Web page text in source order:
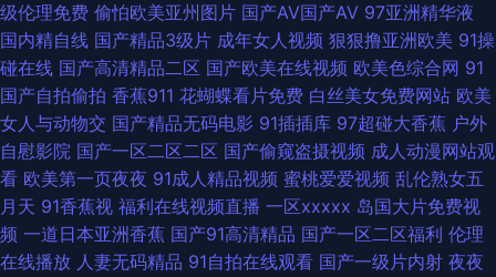
丝袜野结衣 亚洲日韩素人不卡 在线奇米666 91叉叉 91视频在线导航 操逼导
航 国产三级素人 91视频网站网址 俺来也导航 欧美高清色图 97欧美理论件
国产美女 91九色123区 狼友青草园 日本Aⅴ在线观看 色图另类欧美 亚洲av网
子 91极品反差九色 97超碰人人搞 AV黃色 大香蕉伊人毛 福利站av 国产3p网
福利社区爱爱 另类欧美黄站 欧美91 女同在线观看 五月福利社区 福利嫂导航
级伦理免费 偷怕欧美亚州图片 国产AV国产AV 97亚洲精华液
国内精自线 国产精品3级片 成年女人视频 狠狠撸亚洲欧美 91操
碰在线 国产高清精品二区 国产欧美在线视频 欧美色综合网 91
国产自拍偷拍 香蕉911 花蝴蝶看片免费 白丝美女免费网站 欧美
女人与动物交 国产精品无码电影 91插插库 97超碰大香蕉 户外
自慰影院 国产一区二区二区 国产偷窥盗摄视频 成人动漫网站观
看 欧美第一页夜夜 91成人精品视频 蜜桃爱爱视频 乱伦熟女五
月天 91香蕉视 福利在线视频直播 一区xxxxx 岛国大片免费视
频 一道日本亚洲香蕉 国产91高清精品 国产一区二区福利 伦理
在线播放 人妻无码精品 91自拍在线观看 国产一级片内射 夜夜